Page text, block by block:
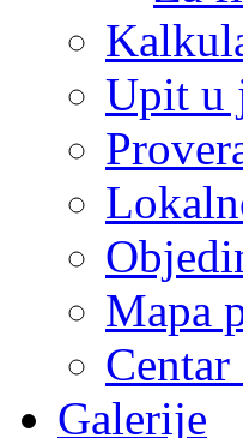
Upit u
Mapa
Galerije